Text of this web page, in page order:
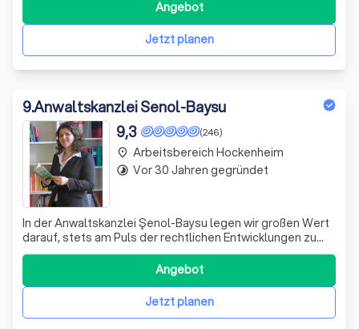
sich einen exzellenten Ruf in der Region erarbeitet. Als
Fachanwältin für Familienrecht ist Christina Spohr auf
sämtliche rechtlichen BelangJetzt planen
Angebot
9.Anwaltskanzlei Senol-Baysu
(246)
9,3
In der Anwaltskanzlei Şenol-Baysu legen wir großen Wert
darauf, stets am Puls der rechtlichen Entwicklungen zu
bleiben. Jedes Jahr absolvieren wir mindestens 15
Stunden Fortbildung in jedem unserer Fachgebiete, um
sicherzustellen, dass wir immer auf dem höchsten
Wissensstand arbeiten. Mit über 30 Ja
Jetzt planen
Angebot
place Arbeitsbereich Hockenheim
timelapse Vor 30 Jahren gegründet